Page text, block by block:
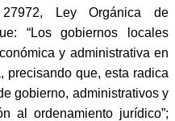
Ley Orgánica de
“Los gobiernos locales
y administrativa en
precisando que, esta radica
gobierno, administrativos y
al ordenamiento jurídico”;